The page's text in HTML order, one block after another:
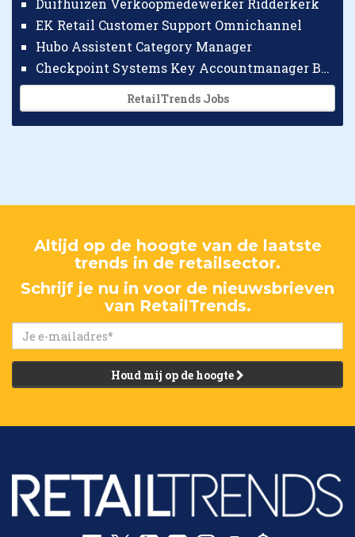
Duifhuizen Verkoopmedewerker Ridderkerk
EK Retail Customer Support Omnichannel
Hubo Assistent Category Manager
Checkpoint Systems Key Accountmanager Benelux
RetailTrends Jobs
Altijd op de hoogte van de laatste
trends in de retailsector.
Schrijf je nu in voor de nieuwsbrieven
van RetailTrends.
Houd mij op de hoogte